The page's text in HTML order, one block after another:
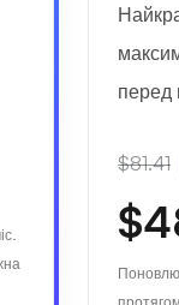
перед
$81.41